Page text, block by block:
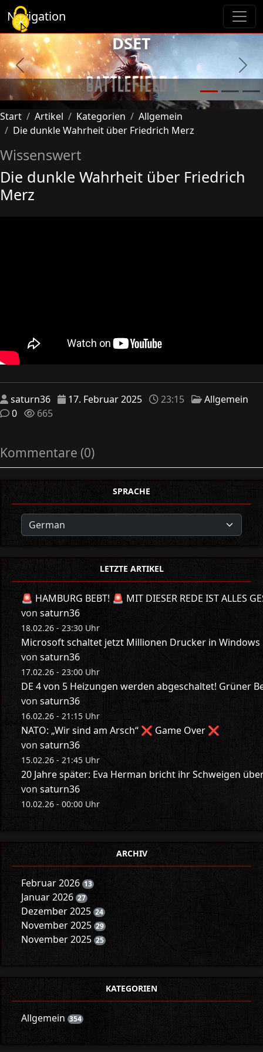
Navigation
Previous Next
DSET
Start Artikel Kategorien
Allgemein
Die dunkle Wahrheit über Friedrich Merz
Wissenswert
Die dunkle Wahrheit über Friedrich
Merz
saturn36 17. Februar 2025 23:15
Allgemein
0
665
Kommentare (0)
SPRACHE
LETZTE ARTIKEL
🚨 HAMBURG BEBT! 🚨 MIT DIESER REDE IST ALLES
von saturn36
18.02.26 - 23:30 Uhr
Microsoft schaltet jetzt Millionen Drucker in Windows
von saturn36
17.02.26 - 23:00 Uhr
DE 4 von 5 Heizungen werden abgeschaltet! Grüner
von saturn36
16.02.26 - 21:15 Uhr
NATO: „Wir sind am Arsch“ ❌ Game Over ❌
von saturn36
15.02.26 - 21:45 Uhr
20 Jahre später: Eva Herman bricht ihr Schweigen
von saturn36
10.02.26 - 00:00 Uhr
ARCHIV
Februar 2026 13
Januar 2026 27
Dezember 2025 24
November 2025 29
November 2025 25
KATEGORIEN
Allgemein 354
Cookie-Einstellungen